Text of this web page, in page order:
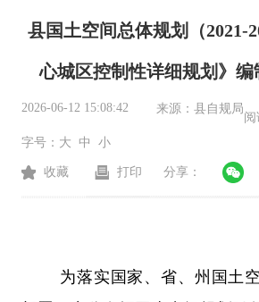
县国土空间总体规划（
心城区控制性详细规划》
2026-06-12 15:08:42 来源： 县自规局
阅
字号： 大 中 小
收藏 打印 分享：
为落实国家、省、州国土